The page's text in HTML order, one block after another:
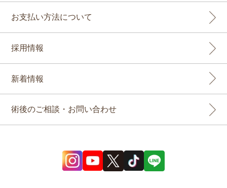
お支払い方法について
採用情報
新着情報
術後のご相談・お問い合わせ